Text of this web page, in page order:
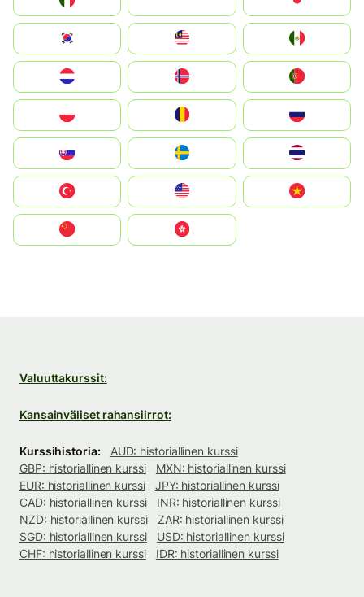
South Korea
United States
中國香港特別行政區
Valuuttakurssit:
Kansainväliset rahansiirrot:
Kurssihistoria:
AUD: historiallinen kurssi
GBP: historiallinen kurssi
MXN: historiallinen kurssi
EUR: historiallinen kurssi
JPY: historiallinen kurssi
CAD: historiallinen kurssi
INR: historiallinen kurssi
NZD: historiallinen kurssi
ZAR: historiallinen kurssi
SGD: historiallinen kurssi
USD: historiallinen kurssi
CHF: historiallinen kurssi
IDR: historiallinen kurssi